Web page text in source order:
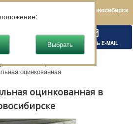
Новосибирск
НАПИСАТЬ E-MAIL
металлопрокат
оцинкованная
оцинкованная в